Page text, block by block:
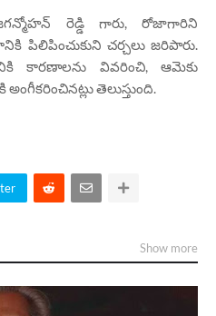
రెడ్డి గారు, రోజాగారిని
చర్చలు జరిపారు.
కారణాలను వివరించి, ఆమెకు
తెలుస్తుంది.
Show more